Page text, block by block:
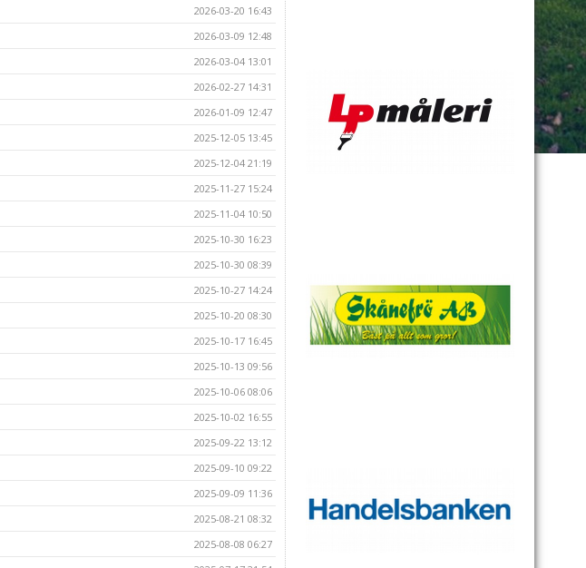
2026-03-20 16:43
2026-03-09 12:48
2026-03-04 13:01
2026-02-27 14:31
2026-01-09 12:47
2025-12-05 13:45
2025-12-04 21:19
2025-11-27 15:24
2025-11-04 10:50
2025-10-30 16:23
2025-10-30 08:39
2025-10-27 14:24
2025-10-20 08:30
2025-10-17 16:45
2025-10-13 09:56
2025-10-06 08:06
2025-10-02 16:55
2025-09-22 13:12
2025-09-10 09:22
2025-09-09 11:36
2025-08-21 08:32
2025-08-08 06:27